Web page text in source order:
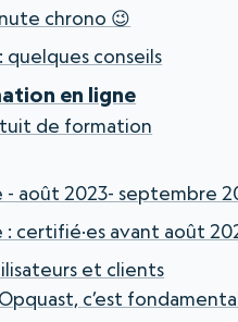
chrono 😉
conseils
en ligne
de formation
- août 2023- septembre
certifié·es avant août
et clients
c’est